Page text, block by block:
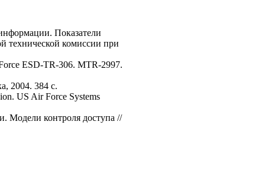
Показатели
технической комиссии при
ESD-TR-306. MTR-2997.
2004. 384 с.
US Air Force Systems
Модели контроля доступа //